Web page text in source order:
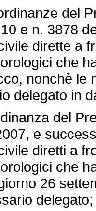
del
e n. 3878
dirette a
che
nonchè le
delegato in
del
e
diretti a
che
26
delegato;